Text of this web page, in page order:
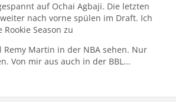
auf Ochai Agbaji. Die letzten
nach vorne spülen im Draft. Ich
Season zu
Martin in der NBA sehen. Nur
Von mir aus auch in der BBL...